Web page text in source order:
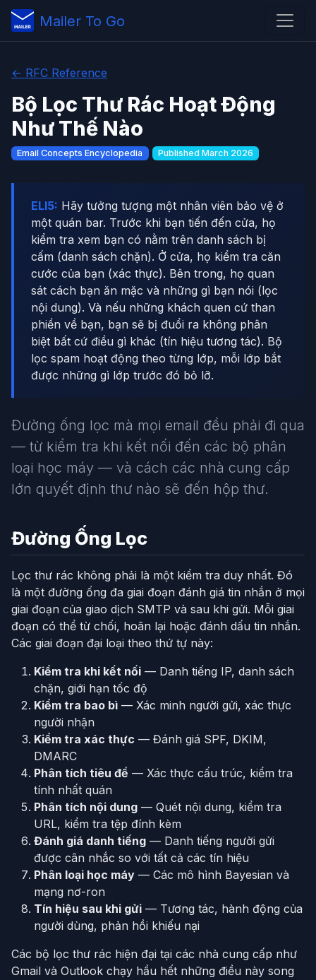
Mailer To Go
← RFC Reference
Bộ Lọc Thư Rác Hoạt Động
Như Thế Nào
Email Concepts Encyclopedia Published March 2026
ELI5: Hãy tưởng tượng một nhân viên bảo vệ ở
một quán bar. Trước khi bạn tiến đến cửa, họ
kiểm tra xem bạn có nằm trên danh sách bị
cấm (danh sách chặn). Ở cửa, họ kiểm tra căn
cước của bạn (xác thực). Bên trong, họ quan
sát cách bạn ăn mặc và những gì bạn nói (lọc
nội dung). Và nếu những khách quen cứ than
phiền về bạn, bạn sẽ bị đuổi ra không phân
biệt bất cứ điều gì khác (tín hiệu tương tác). Bộ
lọc spam hoạt động theo từng lớp, mỗi lớp bắt
được những gì lớp trước đó bỏ lỡ.
Đường ống lọc mà mọi email đều phải đi qua
— từ kiểm tra khi kết nối đến các bộ phân
loại học máy — và cách các nhà cung cấp
lớn quyết định thư nào sẽ đến hộp thư.
Đường Ống Lọc
Lọc thư rác không phải là một kiểm tra duy nhất. Đó
là một đường ống đa giai đoạn đánh giá tin nhắn ở mọi
giai đoạn của giao dịch SMTP và sau khi gửi. Mỗi giai
đoạn có thể từ chối, hoãn lại hoặc đánh dấu tin nhắn.
Các giai đoạn đại loại theo thứ tự này:
Kiểm tra khi kết nối — Danh tiếng IP, danh sách
chặn, giới hạn tốc độ
Kiểm tra bao bì — Xác minh người gửi, xác thực
người nhận
Kiểm tra xác thực — Đánh giá SPF, DKIM,
DMARC
Phân tích tiêu đề — Xác thực cấu trúc, kiểm tra
tính nhất quán
Phân tích nội dung — Quét nội dung, kiểm tra
URL, kiểm tra tệp đính kèm
Đánh giá danh tiếng — Danh tiếng người gửi
được cân nhắc so với tất cả các tín hiệu
Phân loại học máy — Các mô hình Bayesian và
mạng nơ-ron
Tín hiệu sau khi gửi — Tương tác, hành động của
người dùng, phản hồi khiếu nại
Các bộ lọc thư rác hiện đại tại các nhà cung cấp như
Gmail và Outlook chạy hầu hết những điều này song